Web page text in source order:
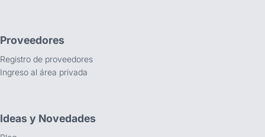
Proveedores
Registro de proveedores
Ingreso al área privada
Ideas y Novedades